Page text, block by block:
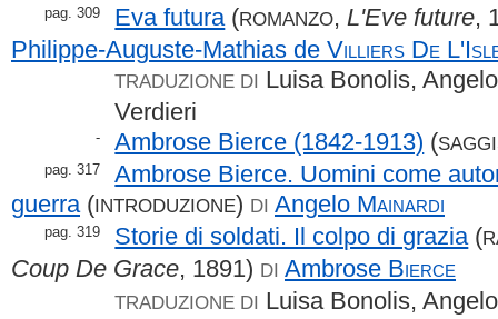
pag. 309 Eva futura (ROMANZO, L'Eve future,
Philippe-Auguste-Mathias de Villiers De
TRADUZIONE DI Luisa Bonolis,
Verdieri
- Ambrose Bierce (1842-1913) (
pag. 317
Ambrose Bierce. Uomini come
guerra (INTRODUZIONE) DI Angelo Mainardi
pag. 319 Storie di soldati. Il colpo di grazia (
Coup De Grace, 1891) DI Ambrose Bierce
TRADUZIONE DI Luisa Bonolis,